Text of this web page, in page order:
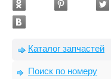
Каталог запчастей
Поиск по номеру